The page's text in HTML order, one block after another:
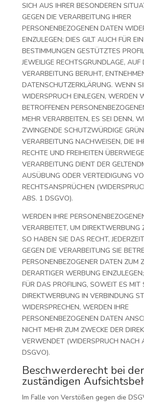
SICH AUS IHRER BESONDEREN
GEGEN DIE VERARBEITUNG IHRER
PERSONENBEZOGENEN DATEN
EINZULEGEN; DIES GILT AUCH FÜR
BESTIMMUNGEN GESTÜTZTES
JEWEILIGE RECHTSGRUNDLAGE, AUF
VERARBEITUNG BERUHT,
DATENSCHUTZERKLÄRUNG. WENN
WIDERSPRUCH EINLEGEN, WERDEN
BETROFFENEN
MEHR VERARBEITEN, ES SEI DENN,
ZWINGENDE SCHUTZWÜRDIGE
VERARBEITUNG NACHWEISEN, DIE
RECHTE UND FREIHEITEN
VERARBEITUNG DIENT DER
AUSÜBUNG ODER VERTEIDIGUNG
RECHTSANSPRÜCHEN
ABS. 1 DSGVO).
WERDEN IHRE
VERARBEITET, UM DIREKTWERBUNG
SO HABEN SIE DAS RECHT,
GEGEN DIE VERARBEITUNG SIE
PERSONENBEZOGENER DATEN ZUM
DERARTIGER WERBUNG
FÜR DAS PROFILING, SOWEIT ES MIT
DIREKTWERBUNG IN VERBINDUNG
WIDERSPRECHEN, WERDEN IHRE
PERSONENBEZOGENEN DATEN
NICHT MEHR ZUM ZWECKE DER
VERWENDET (WIDERSPRUCH NACH
DSGVO).
Beschwerde­recht bei der
zuständigen
Im Falle von Verstößen gegen die